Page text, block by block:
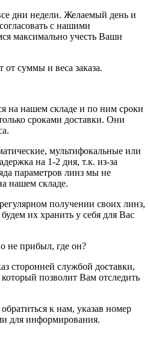
дни недели. Желаемый день и
с нашими
максимально учесть Ваши
от суммы и веса заказа.
на нашем складе и по ним сроки
сроками доставки. Они
мультифокальные или
на 1-2 дня, т.к. из-за
параметров линз мы не
нашем складе.
получении своих линз,
их хранить у себя для Вас
не прибыл, где он?
сторонней службой доставки,
позволит Вам отследить
к нам, указав номер
для информирования.